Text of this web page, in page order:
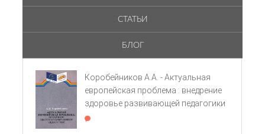
СТАТЬИ
БЛОГ
Коробейников А.А. - Актуальная
европейская проблема : внедрение
здоровье­ развивающей педагогики